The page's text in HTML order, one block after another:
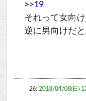
>>19
それって女向
逆に男向けだ
26: 2018/04/08(日)